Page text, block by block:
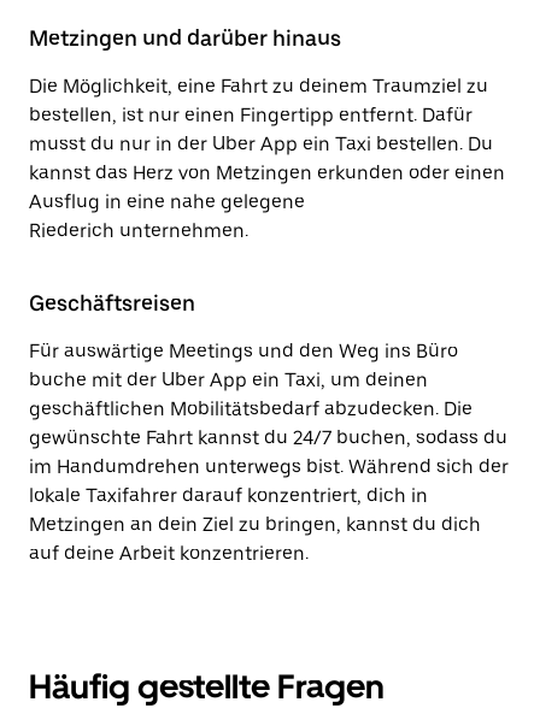
Metzingen und darüber hinaus
Die Möglichkeit, eine Fahrt zu deinem Traumziel zu
bestellen, ist nur einen Fingertipp entfernt. Dafür
musst du nur in der Uber App ein Taxi bestellen. Du
kannst das Herz von Metzingen erkunden oder einen
Ausflug in eine nahe gelegene
Riederich unternehmen.
Geschäftsreisen
Für auswärtige Meetings und den Weg ins Büro
buche mit der Uber App ein Taxi, um deinen
geschäftlichen Mobilitätsbedarf abzudecken. Die
gewünschte Fahrt kannst du 24/7 buchen, sodass du
im Handumdrehen unterwegs bist. Während sich der
lokale Taxifahrer darauf konzentriert, dich in
Metzingen an dein Ziel zu bringen, kannst du dich
auf deine Arbeit konzentrieren.
Häufig gestellte Fragen